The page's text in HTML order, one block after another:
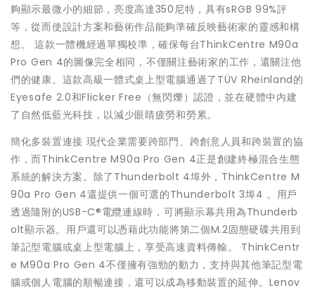
夠顯示最微小的細節，亮度高達350尼特，具有sRGB 99%評
等，從而使設計方案和藝術作品能夠準確反映藝術家的靈感和構
想。 這款一體機經過單獨校準，確保每台ThinkCentre M90a
Pro Gen 4的圖像完全相同，不僅關注藝術家的工作，還關注他
們的健康。這款高級一體式桌上型電腦通過了TÜV Rheinland的
Eyesafe 2.0和Flicker Free（無閃爍）認證，並在硬體中內建
了自然低藍光科技，以減少眼睛疲勞和勞累。
簡化多裝置連接 現代企業需要跨部門、跨創意人員和跨裝置的協
作，而ThinkCentre M90a Pro Gen 4正是創建終極混合生態
系統的解決方案。除了Thunderbolt 4埠外，ThinkCentre M
90a Pro Gen 4還提供一個可選的Thunderbolt 3埠4 。用戶
透過隨附的USB-C®電纜連線時，可將顯示幕共用為Thunderb
olt顯示器。用戶還可以憑藉此功能將第二個M.2固態硬碟共用到
筆記型電腦或桌上型電腦上，享受高速資料傳輸。 ThinkCentr
e M90a Pro Gen 4不僅擁有強勁的動力，支持與其他筆記型電
腦或個人電腦的順暢連接，還可以成為移動裝置的延伸。Lenov